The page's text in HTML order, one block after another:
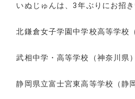
いぬじゅんは、3年ぶりにお招き
北鎌倉女子学園中学校高等学校
武相中学・高等学校（神奈川県）
静岡県立富士宮東高等学校（静